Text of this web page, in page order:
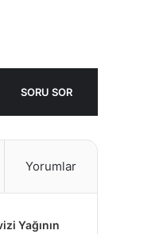
SORU SOR
Yorumlar
Yağının